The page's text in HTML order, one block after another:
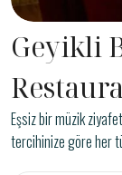
Geyikli
Eşsiz bir müzik
tercihinize göre her